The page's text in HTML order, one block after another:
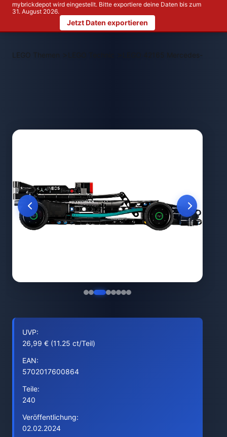
mybrickdepot wird eingestellt. Bitte exportiere deine Daten bis zum
31. August 2026.
Jetzt Daten exportieren
LEGO Themen > LEGO 42165 Mercedes-AMG
UVP:
26,99 € (11.25 ct/Teil)
EAN:
5702017600864
Teile:
240
Veröffentlichung:
02.02.2024